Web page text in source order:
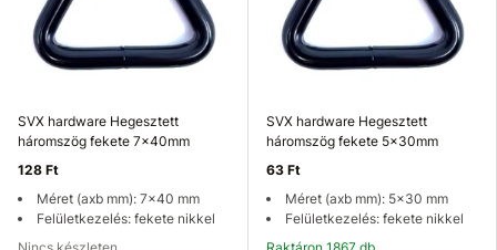
SVX hardware Hegesztett
háromszög fekete 7x40mm
128 Ft
Méret (axb mm): 7x40 mm
Felületkezelés: fekete nikkel
SVX hardware Hegesztett
háromszög fekete 5x30mm
63 Ft
Méret (axb mm): 5x30 mm
Felületkezelés: fekete nikkel